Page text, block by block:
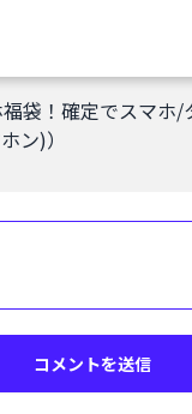
袋！確定でスマホ/
ン)）
コメントを送信